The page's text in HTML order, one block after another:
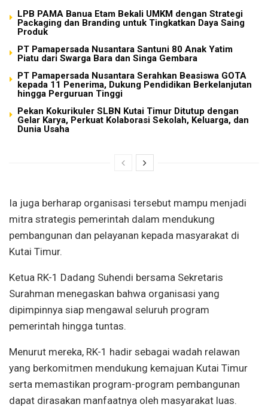
LPB PAMA Banua Etam Bekali UMKM dengan Strategi
Packaging dan Branding untuk Tingkatkan Daya Saing
Produk
PT Pamapersada Nusantara Santuni 80 Anak Yatim
Piatu dari Swarga Bara dan Singa Gembara
PT Pamapersada Nusantara Serahkan Beasiswa GOTA
kepada 11 Penerima, Dukung Pendidikan Berkelanjutan
hingga Perguruan Tinggi
Pekan Kokurikuler SLBN Kutai Timur Ditutup dengan
Gelar Karya, Perkuat Kolaborasi Sekolah, Keluarga, dan
Dunia Usaha
Ia juga berharap organisasi tersebut mampu menjadi
mitra strategis pemerintah dalam mendukung
pembangunan dan pelayanan kepada masyarakat di
Kutai Timur.
Ketua RK-1 Dadang Suhendi bersama Sekretaris
Surahman menegaskan bahwa organisasi yang
dipimpinnya siap mengawal seluruh program
pemerintah hingga tuntas.
Menurut mereka, RK-1 hadir sebagai wadah relawan
yang berkomitmen mendukung kemajuan Kutai Timur
serta memastikan program-program pembangunan
dapat dirasakan manfaatnya oleh masyarakat luas.